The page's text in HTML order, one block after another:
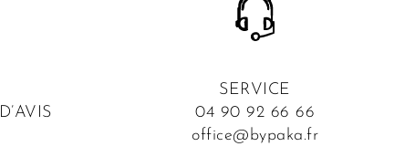
SERVICE
04 90 92 66 66
office@bypaka.fr